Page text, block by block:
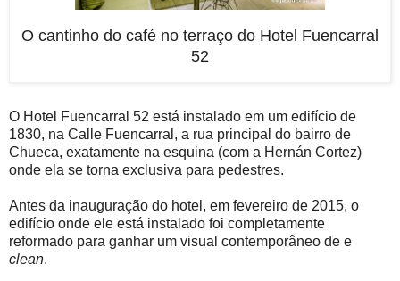
O cantinho do café no terraço do Hotel Fuencarral
52
O Hotel Fuencarral 52 está instalado em um edifício de
1830, na Calle Fuencarral, a rua principal do bairro de
Chueca, exatamente na esquina (com a Hernán Cortez)
onde ela se torna exclusiva para pedestres.
Antes da inauguração do hotel, em fevereiro de 2015, o
edifício onde ele está instalado foi completamente
reformado para ganhar um visual contemporâneo de e
clean.